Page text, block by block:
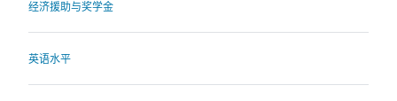
经济援助与奖学金
英语水平